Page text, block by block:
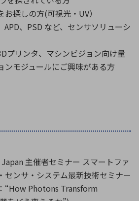
お探しの方(可視光・UV）
APD、PSD など、センサソリューシ
プリンタ、マシンビジョン向け量
ンモジュールにご興味がある方
主催者セミナー スマートファ
センサ・システム最新技術セミナー
“How Photons Transform